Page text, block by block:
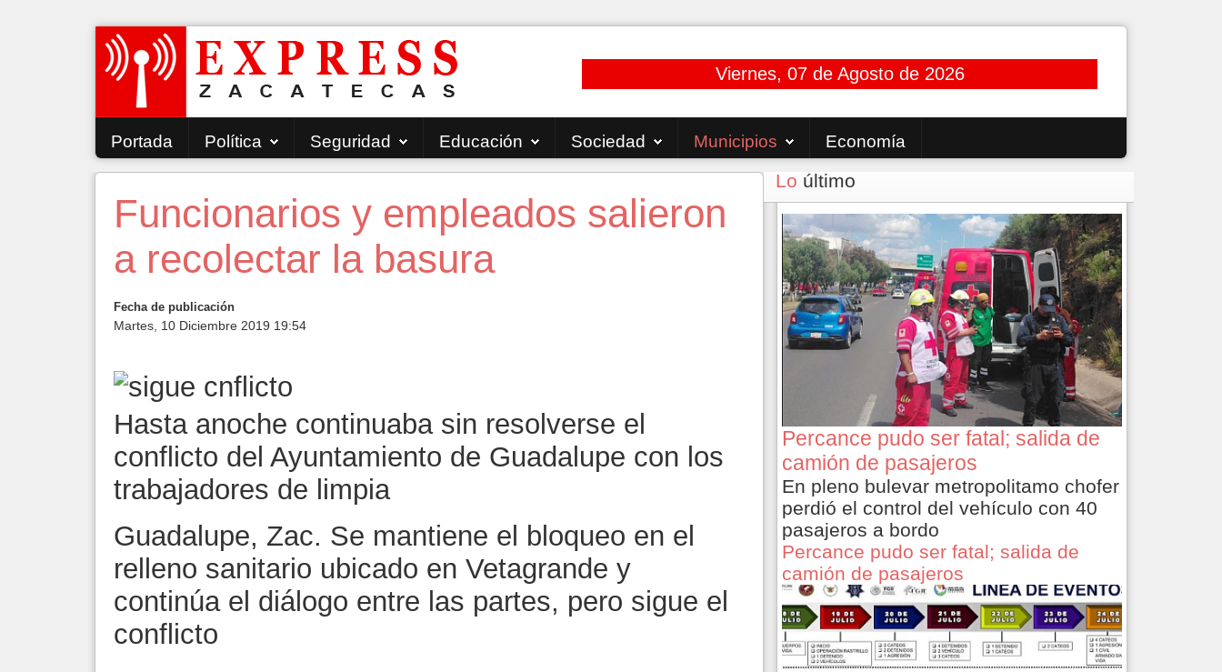
Viernes, 07 de Agosto de 2026
Portada Política Seguridad Educación Sociedad Municipios Economía
Funcionarios y empleados salieron
a recolectar la basura
Fecha de publicación
Martes, 10 Diciembre 2019 19:54
Hasta anoche continuaba sin resolverse el
conflicto del Ayuntamiento de Guadalupe con los
trabajadores de limpia
Guadalupe, Zac. Se mantiene el bloqueo en el
relleno sanitario ubicado en Vetagrande y
continúa el diálogo entre las partes, pero sigue el
conflicto
Lo último
Percance pudo ser fatal; salida de
camión de pasajeros
En pleno bulevar metropolitamo chofer
perdió el control del vehículo con 40
pasajeros a bordo
Percance pudo ser fatal; salida de
camión de pasajeros